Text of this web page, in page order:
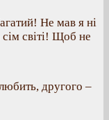
Не мав я ні
сім світі! Щоб не
другого –